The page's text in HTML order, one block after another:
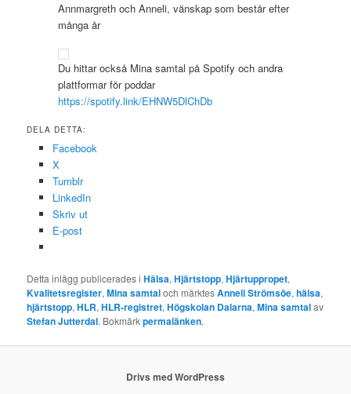
Annmargreth och Anneli, vänskap som består efter
många år
Du hittar också Mina samtal på Spotify och andra
plattformar för poddar
https://spotify.link/EHNW5DlChDb
DELA DETTA:
Facebook
X
Tumblr
LinkedIn
Skriv ut
E-post
Detta inlägg publicerades iHälsa,Hjärtstopp,Hjärtuppropet,
Kvalitetsregister,Mina samtaloch märktesAnneli Strömsöe,hälsa,
hjärtstopp,HLR,HLR-registret,Högskolan Dalarna,Mina samtalav
Stefan Jutterdal. Bokmärkpermalänken.
Drivs med WordPress